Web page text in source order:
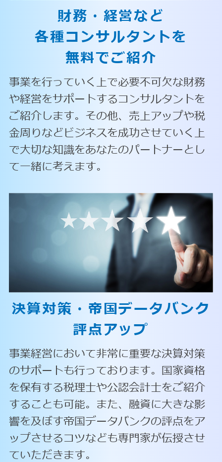
財務・経営など
各種コンサルタントを
無料でご紹介
事業を行っていく上で必要不可欠な財務
や経営をサポートするコンサルタントを
ご紹介します。その他、売上アップや税
金周りなどビジネスを成功させていく上
で大切な知識をあなたのパートナーとし
て一緒に考えます。
決算対策・ 帝国データバンク
評点アップ
事業経営において非常に重要な決算対策
のサポートも行っております。国家資格
を保有する税理士や公認会計士をご紹介
することも可能。また、融資に大きな影
響を及ぼす帝国データバンクの評点をア
ップさせるコツなども専門家が伝授させ
ていただきます。